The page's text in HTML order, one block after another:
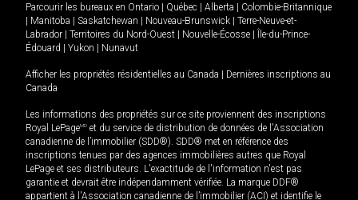
Parcourir les bureaux en Ontario Québec Alberta
Colombie-Britannique
Manitoba Saskatchewan Nouveau-Brunswick
Terre-Neuve-et-
Labrador
Territoires du Nord-Ouest Nouvelle-Écosse
Île-du-Prince-
Édouard
Yukon Nunavut
Afficher les propriétés résidentielles au Canada
Dernières inscriptions au
Canada
Les informations des propriétés sur ce site proviennent des inscriptions
Royal LePageMD et du service de distribution de données de l'Association
canadienne de l’immobilier (SDD®). SDD® met en référence des
inscriptions tenues par des agences immobilières autres que Royal
LePage et ses distributeurs. L'exactitude de l'information n'est pas
garantie et devrait être indépendamment vérifiée. La marque DDF®
appartient à l'Association canadienne de l’immobilier (ACI) et identifie le